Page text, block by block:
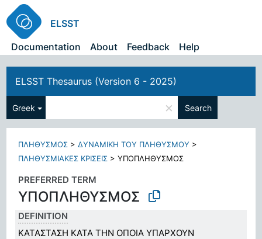
ELSST
Documentation
About Feedback Help
ELSST Thesaurus (Version 6 - 2025)
Greek × Search
ΠΛΗΘΥΣΜΟΣ >ΔΥΝΑΜΙΚΗ ΤΟΥ ΠΛΗΘΥΣΜΟΥ >
ΠΛΗΘΥΣΜΙΑΚΕΣ ΚΡΙΣΕΙΣ >ΥΠΟΠΛΗΘΥΣΜΟΣ
PREFERRED TERM
ΥΠΟΠΛΗΘΥΣΜΟΣ
DEFINITION
ΚΑΤΑΣΤΑΣΗ ΚΑΤΑ ΤΗΝ ΟΠΟΙΑ ΥΠΑΡΧΟΥΝ